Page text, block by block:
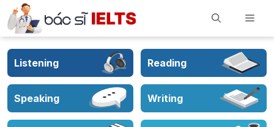
Skip
to
content
Listening Reading
Speaking Writing